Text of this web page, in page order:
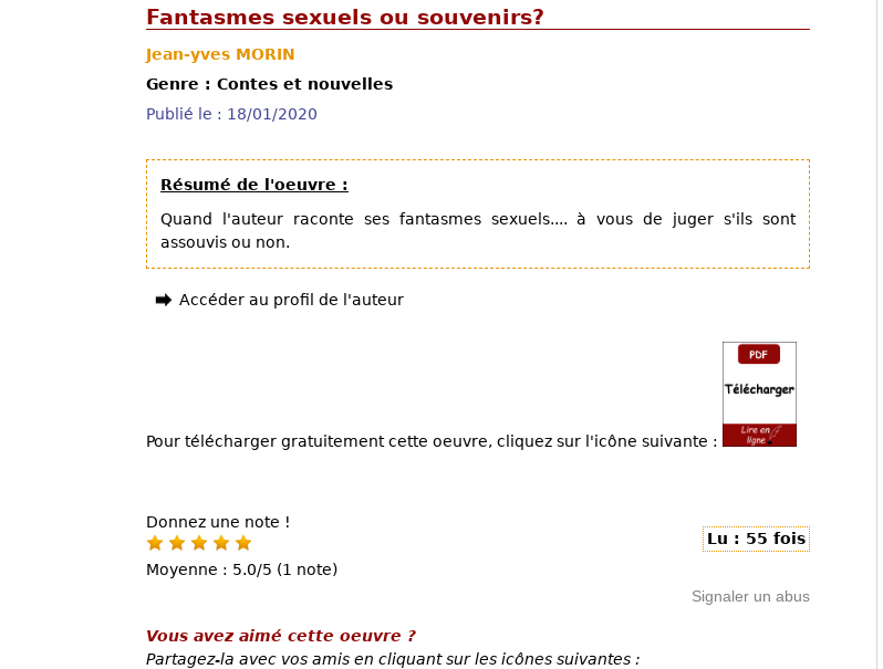
Fantasmes sexuels ou souvenirs?
Jean-yves MORIN
Genre : Contes et nouvelles
Publié le : 18/01/2020
Résumé de l'oeuvre :
Quand l'auteur raconte ses fantasmes sexuels.... à vous de juger s'ils sont
assouvis ou non.
Accéder au profil de l'auteur
Pour télécharger gratuitement cette oeuvre, cliquez sur l'icône suivante :
Donnez une note !
Moyenne : 5.0/5 (1 note)
Lu : 55 fois
Signaler un abus
Vous avez aimé cette oeuvre ?
Partagez-la avec vos amis en cliquant sur les icônes suivantes :